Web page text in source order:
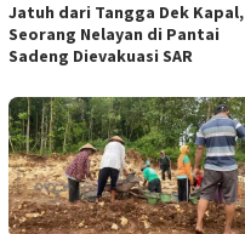
Jatuh dari Tangga Dek Kapal,
Seorang Nelayan di Pantai
Sadeng Dievakuasi SAR